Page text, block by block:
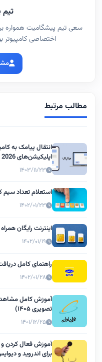
سعی تیم پیشگامیت همواره
اختصاصی کامپیوتر
مطالب مرتبط
انتقال پیامک به
اپلیکیشن‌های 2026
۱۴۰۳/۱۱/۲۳
استعلام تعداد سیم
۱۴۰۲/۰۱/۲۳
اینترنت رایگان همراه اول ۱۴۰۵؛ روش‌های واقعی
۱۴۰۲/۰۱/۱۹
راهنمای کامل
۱۴۰۲/۰۱/۲۸
آموزش کامل
تصویری ۱۴۰۵)
۱۴۰۱/۱۲/۲۵
آموزش فعال کردن و
برای اندروید و